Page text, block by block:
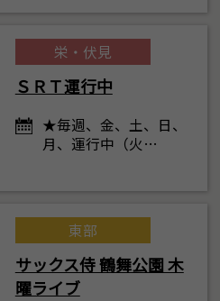
栄・伏見
ＳＲＴ運行中
★毎週、金、土、日、
月、運行中（火…
東部
サックス侍 鶴舞公園 木
曜ライブ